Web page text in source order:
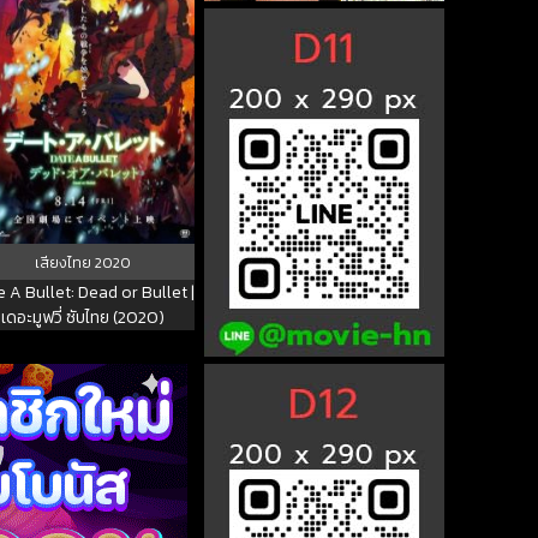
เสียงไทย 2020
A Bullet: Dead or Bullet |
เดอะมูฟวี่ ซับไทย (2020)